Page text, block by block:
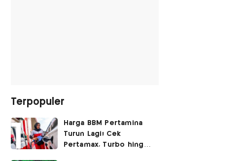
Terpopuler
Harga BBM Pertamina
Turun Lagi! Cek
Pertamax, Turbo hingga